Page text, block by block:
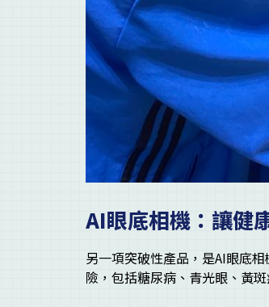
AI眼底相機：讓健
另一項突破性產品，是AI眼底
險，包括糖尿病、青光眼、黃